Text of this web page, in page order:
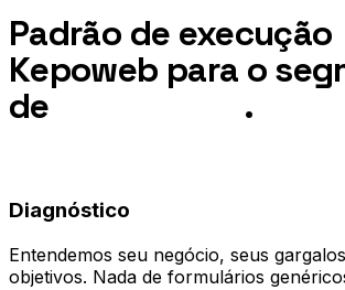
Padrão de execução
Kepoweb para o
de
.
Diagnóstico
Entendemos seu negócio, seus
objetivos. Nada de formulários